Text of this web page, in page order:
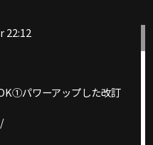
22:12
パワーアップした改訂